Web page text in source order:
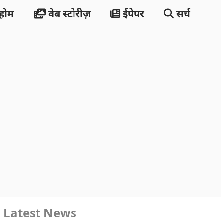
वेब स्टोरीज़ ईपेपर सर्च
Latest News